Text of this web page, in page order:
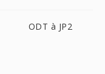
ODT à JP2